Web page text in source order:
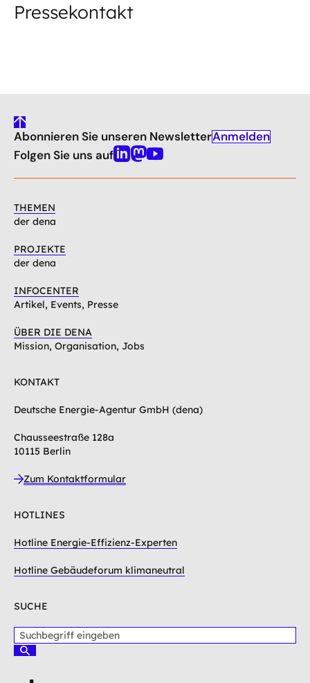
Pressekontakt
gehe
nach
oben
Abonnieren Sie unseren NewsletterAnmelden
Folgen Sie uns aufLinkedin
Mastodon
Youtube
THEMEN
der dena
PROJEKTE
der dena
INFOCENTER
Artikel, Events, Presse
ÜBER DIE DENA
Mission, Organisation, Jobs
KONTAKT
Deutsche Energie-Agentur GmbH (dena)
Chausseestraße 128a
10115 Berlin
Zum Kontaktformular
HOTLINES
Hotline Energie-Effizienz-Experten
Hotline Gebäudeforum klimaneutral
SUCHE
u
S